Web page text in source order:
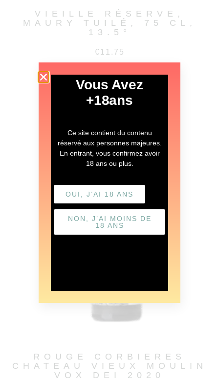
VIEILLE RÉSERVE,
MAURY TUILÉ, 75 CL,
13.5°
€ 11.75
ROUGE CORBIERES
CHATEAU VIEUX MOULIN
VOX DEI 2020
Vous Avez
+18ans
Ce site contient du contenu
réservé aux personnes majeures.
En entrant, vous confirmez avoir
18 ans ou plus.
OUI, J’AI 18 ANS
NON, J’AI MOINS DE
18 ANS